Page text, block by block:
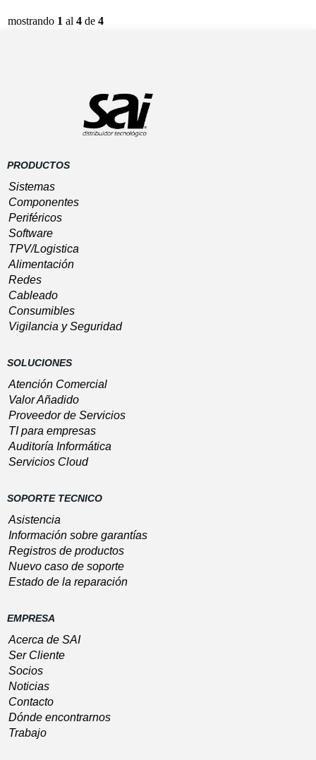
mostrando 1 al 4 de 4
PRODUCTOS
Sistemas
Componentes
Periféricos
Software
TPV/Logistica
Alimentación
Redes
Cableado
Consumibles
Vigilancia y Seguridad
SOLUCIONES
Atención Comercial
Valor Añadido
Proveedor de Servicios
TI para empresas
Auditoría Informática
Servicios Cloud
SOPORTE TECNICO
Asistencia
Información sobre garantías
Registros de productos
Nuevo caso de soporte
Estado de la reparación
EMPRESA
Acerca de SAI
Ser Cliente
Socios
Noticias
Contacto
Dónde encontrarnos
Trabajo